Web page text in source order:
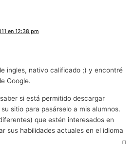
en 12:38 pm
ingles, nativo calificado ;) y encontré
Google.
si está permitido descargar
sitio para pasárselo a mis alumnos.
que estén interesados ​​en
sus habilidades actuales en el idioma